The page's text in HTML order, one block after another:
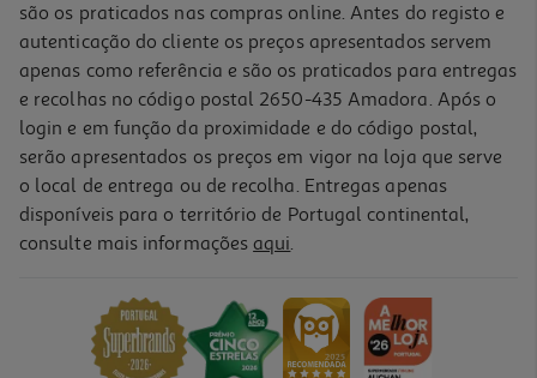
são os praticados nas compras online. Antes do registo e
autenticação do cliente os preços apresentados servem
apenas como referência e são os praticados para entregas
e recolhas no código postal 2650-435 Amadora. Após o
login e em função da proximidade e do código postal,
serão apresentados os preços em vigor na loja que serve
o local de entrega ou de recolha. Entregas apenas
disponíveis para o território de Portugal continental,
consulte mais informações aqui.